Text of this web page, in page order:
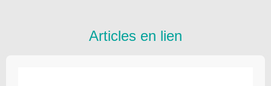
Articles en lien